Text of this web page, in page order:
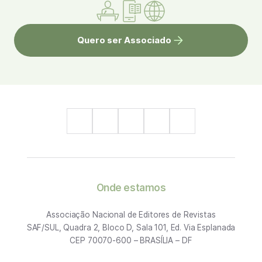
Quero ser Associado
Onde estamos
Associação Nacional de Editores de Revistas
SAF/SUL, Quadra 2, Bloco D, Sala 101, Ed. Via Esplanada
CEP 70070-600 – BRASÍLIA – DF